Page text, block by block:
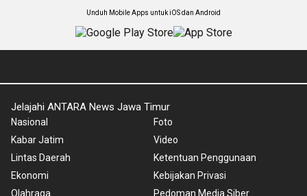
Unduh Mobile Apps untuk iOS dan Android
Jelajahi ANTARA News Jawa Timur
Nasional
Kabar Jatim
Lintas Daerah
Ekonomi
Olahraga
Foto
Video
Ketentuan Penggunaan
Kebijakan Privasi
Pedoman Media Siber